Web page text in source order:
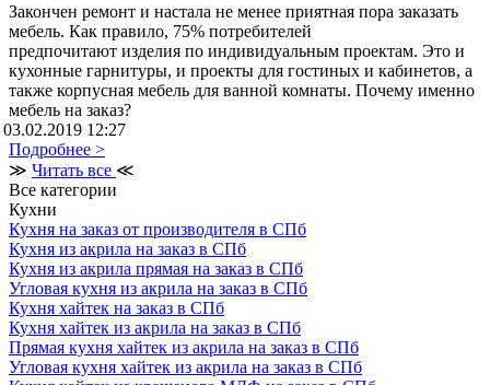
Закончен ремонт и настала не менее приятная пора заказать
мебель. Как правило, 75% потребителей
предпочитают изделия по индивидуальным проектам. Это и
кухонные гарнитуры, и проекты для гостиных и кабинетов, а
также корпусная мебель для ванной комнаты. Почему именно
мебель на заказ?
03.02.2019 12:27
Подробнее >
≫ Читать все ≪
Все категории
Кухни
Кухня на заказ от производителя в СПб
Кухня из акрила на заказ в СПб
Кухня из акрила прямая на заказ в СПб
Угловая кухня из акрила на заказ в СПб
Кухня хайтек на заказ в СПб
Кухня хайтек из акрила на заказ в СПб
Прямая кухня хайтек из акрила на заказ в СПб
Угловая кухня хайтек из акрила на заказ в СПб